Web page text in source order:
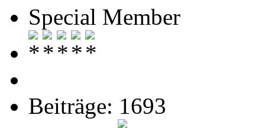
Special Member
Beiträge: 1693